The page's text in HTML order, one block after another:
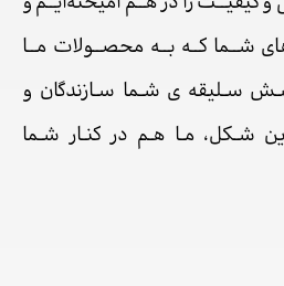
شــما کــه بــه محصــولات مــا
سـلیقه ی شـما سـازندگان و
شـکل، مـا هـم در کنـار شـما